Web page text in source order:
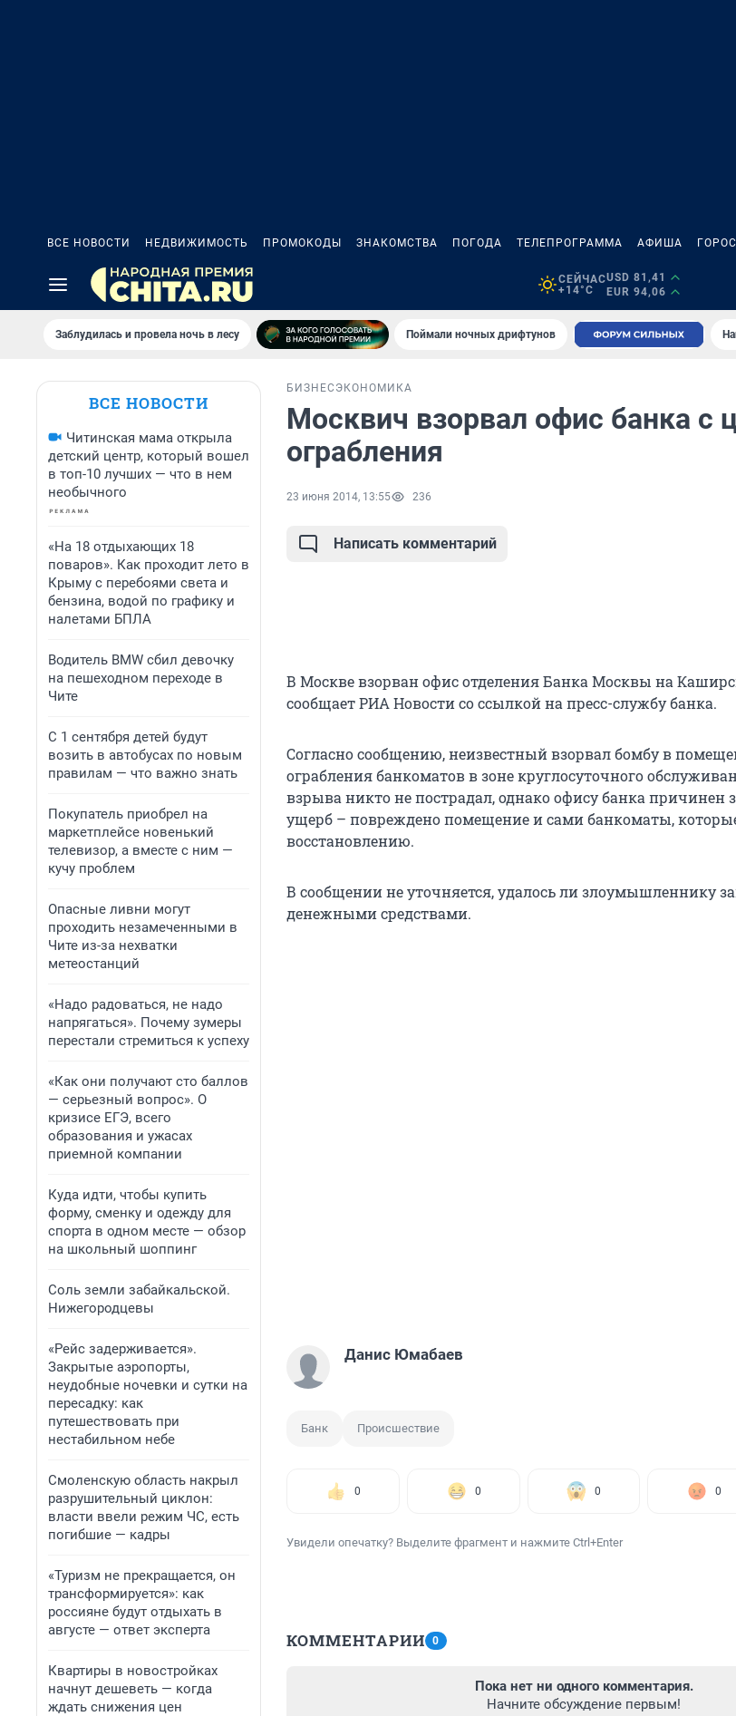
ВСЕ НОВОСТИ НЕДВИЖИМОСТЬ ПРОМОКОДЫ ЗНАКОМСТВА ПОГОДА ТЕЛЕПРОГРАММА АФИША
СЕЙЧАС
+14°C
USD 81,41
EUR 94,06
Заблудилась и провела ночь в лесу Поймали ночных дрифтунов
ВСЕ НОВОСТИ
Читинская мама открыла
детский центр, который вошел
в топ-10 лучших — что в нем
необычного
«На 18 отдыхающих 18
поваров». Как проходит лето в
Крыму с перебоями света и
бензина, водой по графику и
налетами БПЛА
Водитель BMW сбил девочку
на пешеходном переходе в
Чите
С 1 сентября детей будут
возить в автобусах по новым
правилам — что важно знать
Покупатель приобрел на
маркетплейсе новенький
телевизор, а вместе с ним —
кучу проблем
Опасные ливни могут
проходить незамеченными в
Чите из-за нехватки
метеостанций
«Надо радоваться, не надо
напрягаться». Почему зумеры
перестали стремиться к успеху
«Как они получают сто баллов
— серьезный вопрос». О
кризисе ЕГЭ, всего
образования и ужасах
приемной компании
Куда идти, чтобы купить
форму, сменку и одежду для
спорта в одном месте — обзор
на школьный шоппинг
Соль земли забайкальской.
Нижегородцевы
«Рейс задерживается».
Закрытые аэропорты,
неудобные ночевки и сутки на
пересадку: как
путешествовать при
нестабильном небе
Смоленскую область накрыл
разрушительный циклон:
власти ввели режим ЧС, есть
погибшие — кадры
«Туризм не прекращается, он
трансформируется»: как
россияне будут отдыхать в
августе — ответ эксперта
Квартиры в новостройках
начнут дешеветь — когда
ждать снижения цен
БИЗНЕС ЭКОНОМИКА
Москвич взорвал офис банка с
ограбления
23 июня 2014, 13:55 236
Написать комментарий
В Москве взорван офис отделения Банка Москвы на
сообщает РИА Новости со ссылкой на пресс-службу банка.
Согласно сообщению, неизвестный взорвал бомбу в
ограбления банкоматов в зоне круглосуточного
взрыва никто не пострадал, однако офису банка причинен
ущерб – повреждено помещение и сами банкоматы,
восстановлению.
В сообщении не уточняется, удалось ли злоумышленнику
денежными средствами.
Данис Юмабаев
Банк Происшествие
0 0 0 0
Увидели опечатку? Выделите фрагмент и нажмите Ctrl+Enter
КОММЕНТАРИИ 0
Пока нет ни одного комментария.
Начните обсуждение первым!